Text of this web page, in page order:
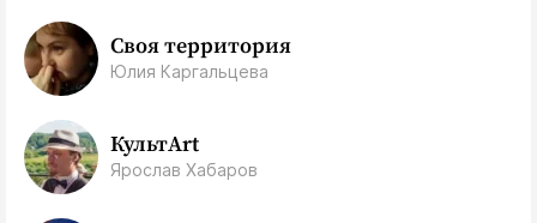
Своя территория
Юлия Каргальцева
КультArt
Ярослав Хабаров